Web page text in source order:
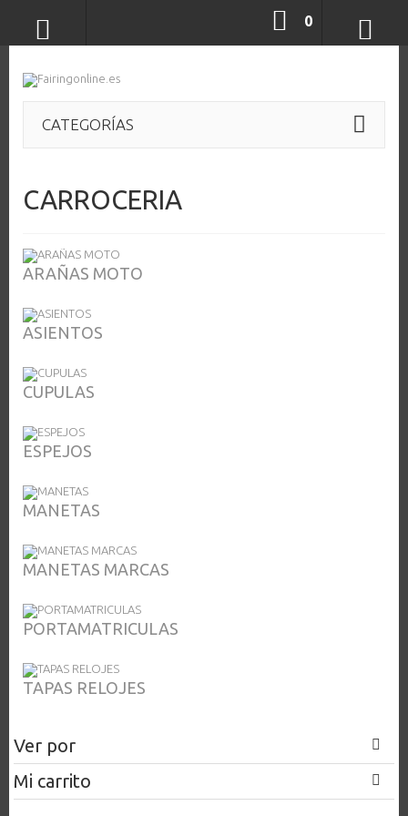
0
CATEGORÍAS
CARROCERIA
ARAÑAS MOTO
ASIENTOS
CUPULAS
ESPEJOS
MANETAS
MANETAS MARCAS
PORTAMATRICULAS
TAPAS RELOJES
Ver por
Mi carrito